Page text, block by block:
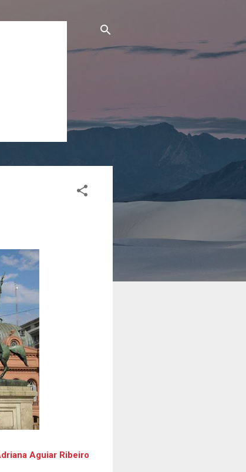
Aguiar Ribeiro